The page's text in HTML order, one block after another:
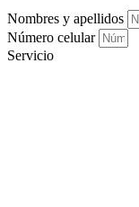
Nombres y apellidos
Número celular
Servicio